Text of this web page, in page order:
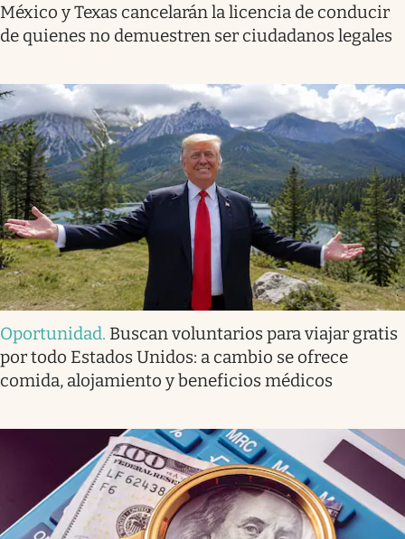
México y Texas cancelarán la licencia de conducir
de quienes no demuestren ser ciudadanos legales
Oportunidad. Buscan voluntarios para viajar gratis
por todo Estados Unidos: a cambio se ofrece
comida, alojamiento y beneficios médicos